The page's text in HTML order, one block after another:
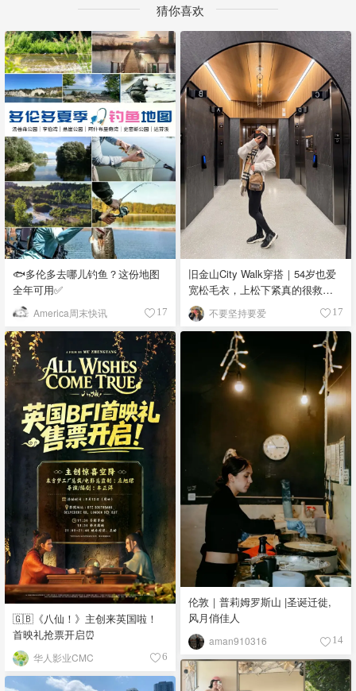
猜你喜欢
🐟多伦多去哪儿钓鱼？这份地图
全年可用✅
America周末快讯 17
旧金山City Walk穿搭｜54岁也爱
宽松毛衣，上松下紧真的很救比
例
不要坚持要爱 17
🇬🇧《八仙！》主创来英国啦！
首映礼抢票开启⏰
华人影业CMC 6
伦敦｜普莉姆罗斯山 |圣诞迁徙,
风月俏佳人
aman910316 14